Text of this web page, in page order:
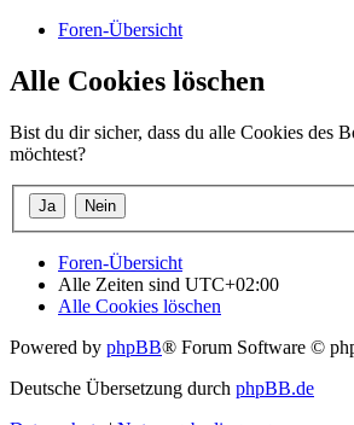
Foren-Übersicht
Alle Cookies löschen
Bist du dir sicher, dass du alle Cookies des
möchtest?
Foren-Übersicht
Alle Zeiten sind UTC+02:00
Alle Cookies löschen
Powered by phpBB® Forum Software ©
Deutsche Übersetzung durch phpBB.de